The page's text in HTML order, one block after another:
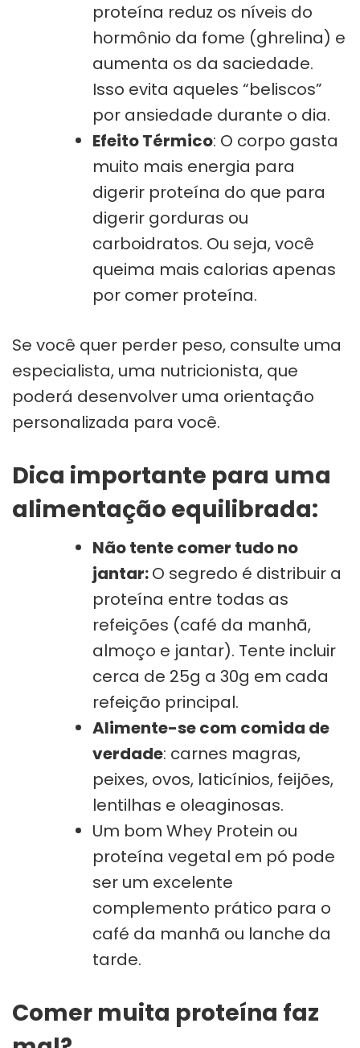
proteína reduz os níveis do
hormônio da fome (ghrelina) e
aumenta os da saciedade.
Isso evita aqueles “beliscos”
por ansiedade durante o dia.
Efeito Térmico: O corpo gasta
muito mais energia para
digerir proteína do que para
digerir gorduras ou
carboidratos. Ou seja, você
queima mais calorias apenas
por comer proteína.
Se você quer perder peso, consulte uma
especialista, uma nutricionista, que
poderá desenvolver uma orientação
personalizada para você.
Dica importante para uma
alimentação equilibrada:
Não tente comer tudo no
jantar:O segredo é distribuir a
proteína entre todas as
refeições (café da manhã,
almoço e jantar). Tente incluir
cerca de 25g a 30g em cada
refeição principal.
Alimente-se com comida de
verdade: carnes magras,
peixes, ovos, laticínios, feijões,
lentilhas e oleaginosas.
Um bom Whey Protein ou
proteína vegetal em pó pode
ser um excelente
complemento prático para o
café da manhã ou lanche da
tarde.
Comer muita proteína faz